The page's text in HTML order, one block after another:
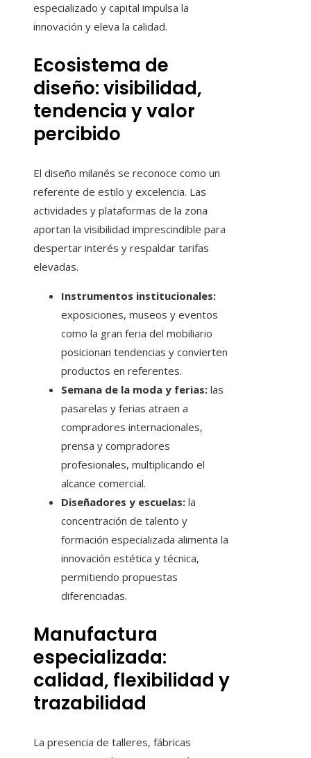
especializado y capital impulsa la
innovación y eleva la calidad.
Ecosistema de
diseño: visibilidad,
tendencia y valor
percibido
El diseño milanés se reconoce como un
referente de estilo y excelencia. Las
actividades y plataformas de la zona
aportan la visibilidad imprescindible para
despertar interés y respaldar tarifas
elevadas.
Instrumentos institucionales:
exposiciones, museos y eventos
como la gran feria del mobiliario
posicionan tendencias y convierten
productos en referentes.
Semana de la moda y ferias: las
pasarelas y ferias atraen a
compradores internacionales,
prensa y compradores
profesionales, multiplicando el
alcance comercial.
Diseñadores y escuelas: la
concentración de talento y
formación especializada alimenta la
innovación estética y técnica,
permitiendo propuestas
diferenciadas.
Manufactura
especializada:
calidad, flexibilidad y
trazabilidad
La presencia de talleres, fábricas